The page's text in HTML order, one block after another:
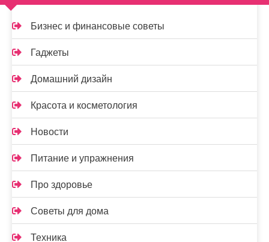
Бизнес и финансовые советы
Гаджеты
Домашний дизайн
Красота и косметология
Новости
Питание и упражнения
Про здоровье
Советы для дома
Техника